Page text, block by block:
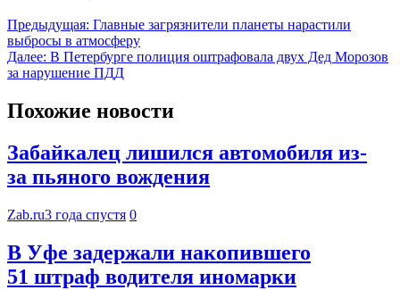
Предыдущая: Главные загрязнители планеты нарастили
выбросы в атмосферу
Далее: В Петербурге полиция оштрафовала двух Дед Морозов
за нарушение ПДД
Похожие новости
Забайкалец лишился автомобиля из-
за пьяного вождения
Zab.ru3 года спустя 0
В Уфе задержали накопившего
51 штраф водителя иномарки